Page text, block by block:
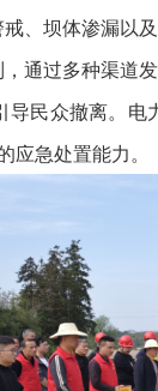
坝体渗漏以
通过多种渠道
民众撤离。
应急处置能力。